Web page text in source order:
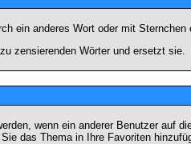
ein anderes Wort oder mit Sternchen
zensierenden Wörter und ersetzt sie.
wenn ein anderer Benutzer auf
das Thema in Ihre Favoriten